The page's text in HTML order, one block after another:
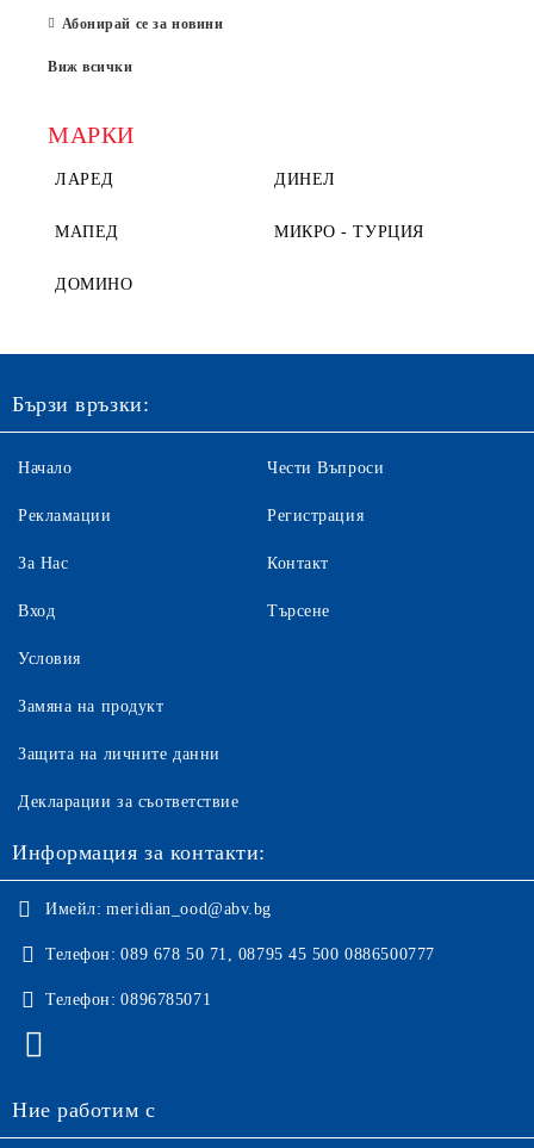
Абонирай се за новини
Виж всички
МАРКИ
ЛАРЕД ДИНЕЛ
МАПЕД МИКРО - ТУРЦИЯ
ДОМИНО
Бързи връзки:
Начало
Рекламации
За Нас
Вход
Чести Въпроси
Регистрация
Контакт
Търсене
Условия
Замяна на продукт
Защита на личните данни
Декларации за съответствие
Информация за контакти:
Имейл: meridian_ood@abv.bg
Телефон: 089 678 50 71, 08795 45 500 0886500777
Телефон: 0896785071
Ние работим с